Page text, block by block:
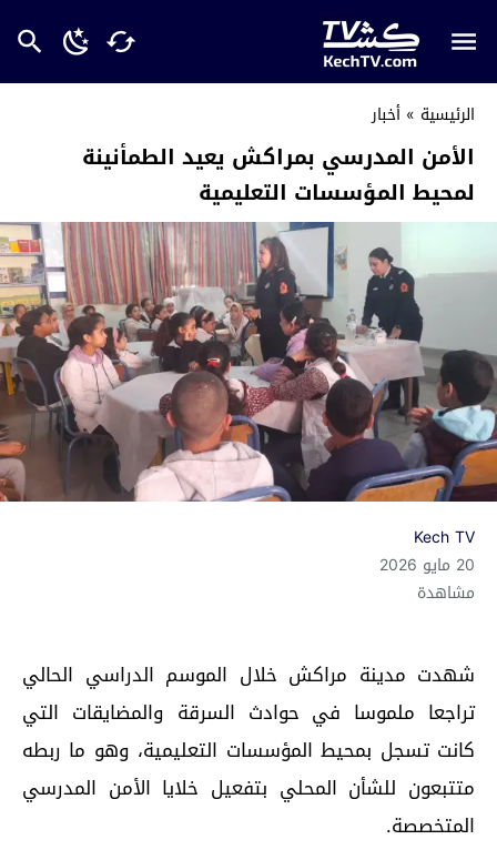
الرئيسية » أخبار
الأمن المدرسي بمراكش يعيد الطمأنينة
لمحيط المؤسسات التعليمية
Kech TV
20 مايو 2026
مشاهدة
شهدت مدينة مراكش خلال الموسم الدراسي الحالي
تراجعا ملموسا في حوادث السرقة والمضايقات التي
كانت تسجل بمحيط المؤسسات التعليمية، وهو ما ربطه
متتبعون للشأن المحلي بتفعيل خلايا الأمن المدرسي
المتخصصة.